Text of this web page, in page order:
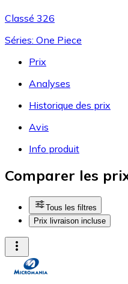
Classé 326
Séries: One Piece
Prix
Analyses
Historique des prix
Avis
Info produit
Comparer les
Tous les filtres
Prix livraison incluse